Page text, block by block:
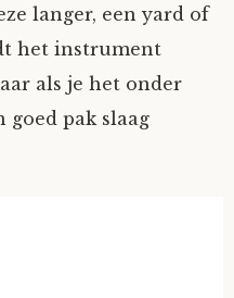
langer, een yard of
het instrument
als je het onder
pak slaag